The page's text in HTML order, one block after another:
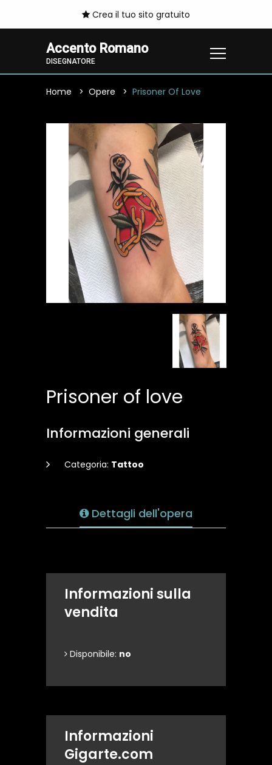
Crea il tuo sito gratuito
Accento Romano
DISEGNATORE
Home Opere Prisoner Of Love
Prisoner of love
Informazioni generali
Categoria: Tattoo
Dettagli dell'opera
Informazioni sulla
vendita
Disponibile: no
Informazioni
Gigarte.com